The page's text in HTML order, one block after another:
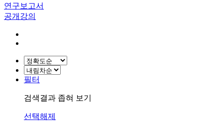
연구보고서
공개강의
필터
검색결과 좁혀 보기
선택해제